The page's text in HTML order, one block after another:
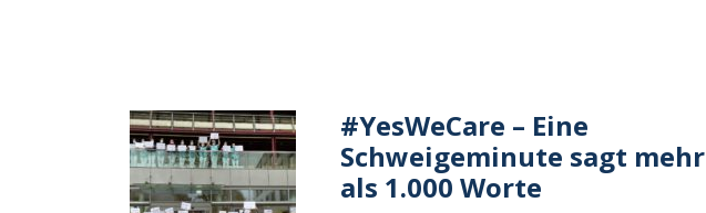
#YesWeCare – Eine
Schweigeminute sagt mehr
als 1.000 Worte